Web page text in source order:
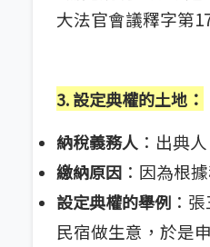
大法官會議釋字第
3. 設定典權的土地 ：
納稅義務人 ：出典人
繳納原因 ：因為根
設定典權的舉例 ：
民宿做生意，於是